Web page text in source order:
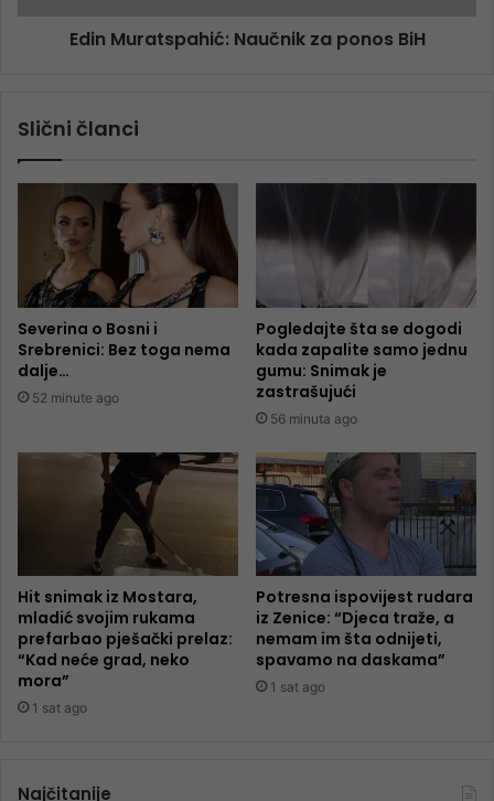
Edin Muratspahić: Naučnik za ponos BiH
Slični članci
Severina o Bosni i
Srebrenici: Bez toga nema
dalje…
52 minute ago
Pogledajte šta se dogodi
kada zapalite samo jednu
gumu: Snimak je
zastrašujući
56 minuta ago
Hit snimak iz Mostara,
mladić svojim rukama
prefarbao pješački prelaz:
“Kad neće grad, neko
mora”
1 sat ago
Potresna ispovijest rudara
iz Zenice: “Djeca traže, a
nemam im šta odnijeti,
spavamo na daskama”
1 sat ago
Najčitanije